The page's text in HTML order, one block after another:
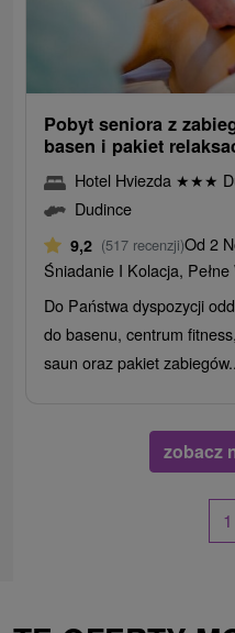
Pobyt seniora z
basen i pakiet
Hotel Hviezda ★★★
Dudince
9,2 (517 recenzji)Od 2
Śniadanie I Kolacja,
Do Państwa dyspozycji
do basenu, centrum
saun oraz pakiet
zobacz
1